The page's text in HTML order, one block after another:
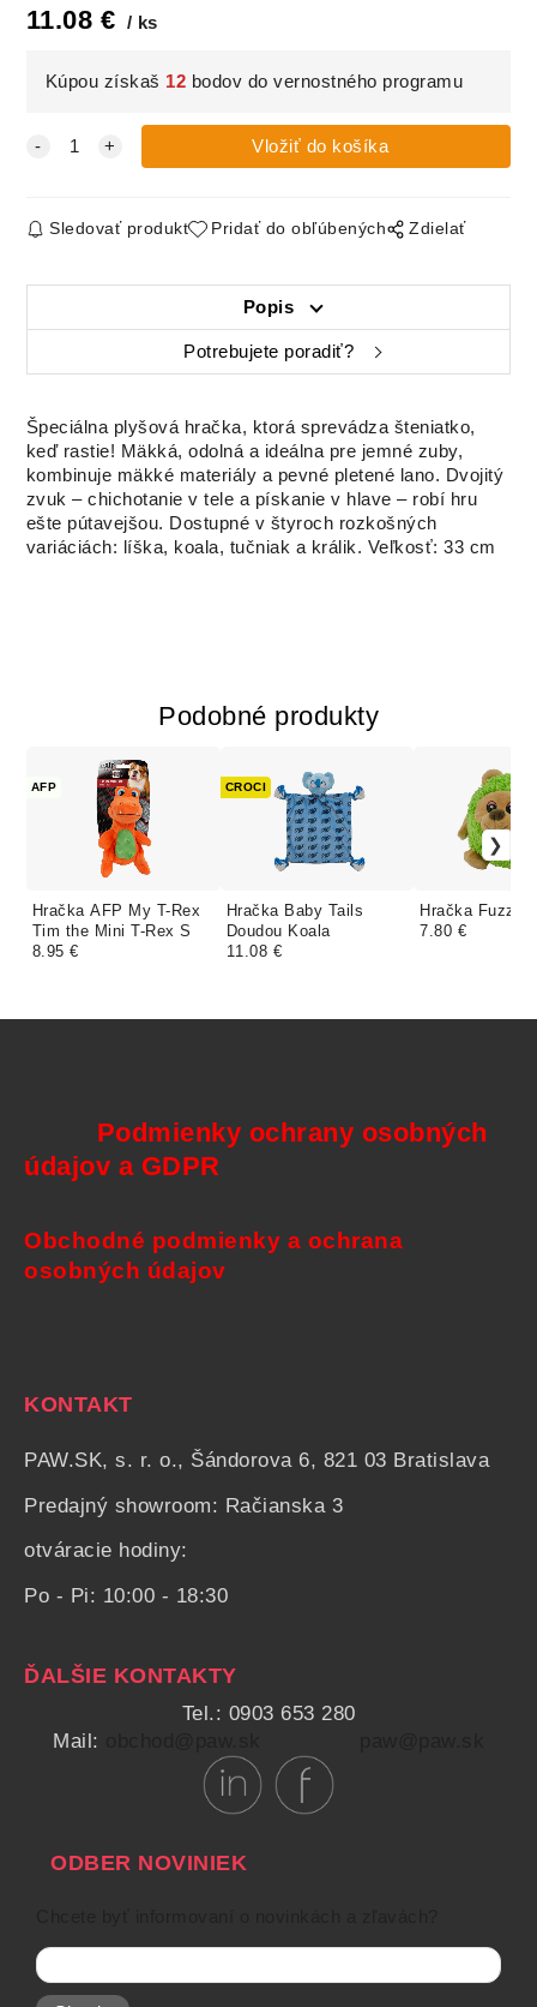
11.08 € ks
Kúpou získaš 12 bodov do vernostného programu
Sledovať produkt Pridať do obľúbených Zdielať
Popis
Potrebujete poradiť?
Špeciálna plyšová hračka, ktorá sprevádza šteniatko,
keď rastie! Mäkká, odolná a ideálna pre jemné zuby,
kombinuje mäkké materiály a pevné pletené lano. Dvojitý
zvuk – chichotanie v tele a pískanie v hlave – robí hru
ešte pútavejšou. Dostupné v štyroch rozkošných
variáciách: líška, koala, tučniak a králik. Veľkosť: 33 cm
Podobné produkty
Hračka AFP My T-Rex
Tim the Mini T-Rex S
AFP
8.95 €
Hračka Baby Tails
Doudou Koala
CROCI
11.08 €
Hračka Fuzzle
7.80 €
Podmienky ochrany osobných
údajov a GDPR
Obchodné podmienky a ochrana
osobných údajov
KONTAKT
PAW.SK, s. r. o., Šándorova 6, 821 03 Bratislava
Predajný showroom: Račianska 3
otváracie hodiny:
Po - Pi: 10:00 - 18:30
ĎALŠIE KONTAKTY
Tel.: 0903 653 280
Mail:
ODBER NOVINIEK